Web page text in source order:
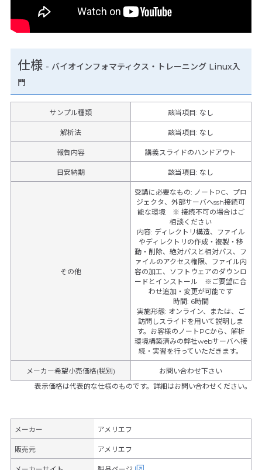
仕様 - バイオインフォマティクス・トレーニング Linux入
門
サンプル種類 該当項目: なし
解析法 該当項目: なし
報告内容 講義スライドのハンドアウト
目安納期 該当項目: なし
その他
受講に必要なもの: ノートPC、プロ
ジェクタ、外部サーバへssh接続可
能な環境 ※ 接続不可の場合はご
相談ください
内容: ディレクトリ構造、ファイル
やディレクトリの作成・複製・移
動・削除、絶対パスと相対パス、フ
ァイルのアクセス権限、ファイル内
容の加工、ソフトウェアのダウンロ
ードとインストール ※ご要望に合
わせ追加・変更が可能です
時間: 6時間
実施形態: オンライン、または、ご
訪問しスライドを用いて説明しま
す。お客様のノートPCから、解析
環境構築済みの弊社webサーバへ接
続・実習を行っていただきます。
メーカー希望小売価格(税別)
お問い合わせ下さい
表示価格は代表的な仕様のものです。詳細はお問い合わせください。
メーカー アメリエフ
販売元 アメリエフ